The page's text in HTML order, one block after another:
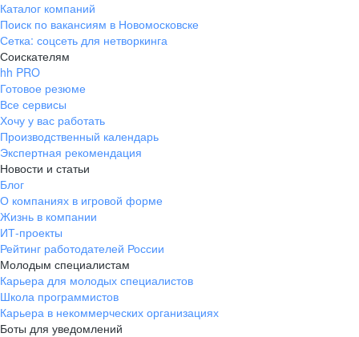
Каталог компаний
Поиск по вакансиям в Новомосковске
Сетка: соцсеть для нетворкинга
Соискателям
hh PRO
Готовое резюме
Все сервисы
Хочу у вас работать
Производственный календарь
Экспертная рекомендация
Новости и статьи
Блог
О компаниях в игровой форме
Жизнь в компании
ИТ-проекты
Рейтинг работодателей России
Молодым специалистам
Карьера для молодых специалистов
Школа программистов
Карьера в некоммерческих организациях
Боты для уведомлений